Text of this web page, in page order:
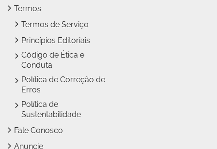
Termos
Termos de Serviço
Princípios Editoriais
Código de Ética e
Conduta
Política de Correção de
Erros
Política de
Sustentabilidade
Fale Conosco
Anuncie